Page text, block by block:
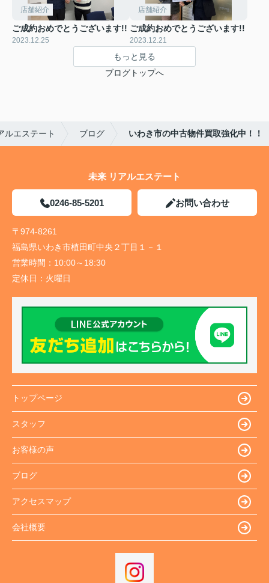
店舗紹介
ご成約おめでとうございます!!
2023.12.25
店舗紹介
ご成約おめでとうございます!!
2023.12.21
もっと見る
ブログトップへ
ルエステート ブログ いわき市の中古物件買取強化中！！
未来 リアルエステート
0246-85-5201 お問い合わせ
〒974-8261
福島県いわき市植田町中央２丁目１－１
営業時間： 10:00～18:30
定休日： 火曜日
トップページ
スタッフ
お客様の声
ブログ
アクセスマップ
会社概要